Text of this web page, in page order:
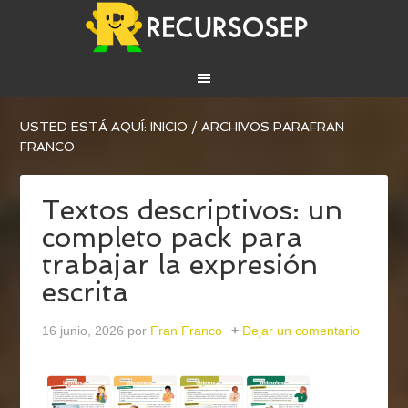
USTED ESTÁ AQUÍ:INICIO / ARCHIVOS PARAFRAN
FRANCO
Textos descriptivos: un
completo pack para
trabajar la expresión
escrita
16 junio, 2026 por Fran Franco Dejar un comentario